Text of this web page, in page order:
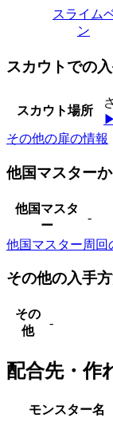
スライム
ン
スカウトでの
スカウト場所
その他の扉の情報
他国マスター
他国マスタ
ー
-
他国マスター周回
その他の入手
その
他
-
配合先・作
モンスター名